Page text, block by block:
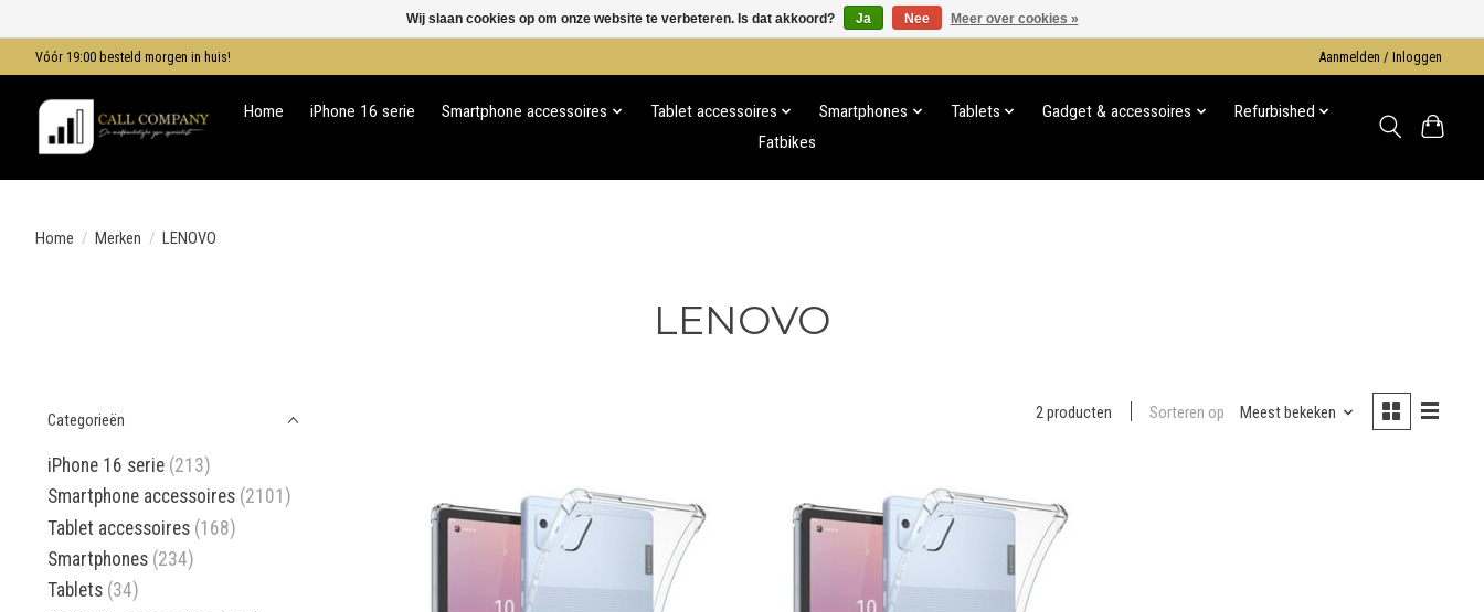
Vóór 19:00 besteld morgen in huis! Aanmelden / Inloggen
Home iPhone 16 serie Smartphone accessoires Tablet accessoires Smartphones Tablets Gadget & accessoires
Refurbished
Fatbikes
Home / Merken / LENOVO
LENOVO
Categorieën
iPhone 16 serie (213)
Smartphone accessoires (2101)
Tablet accessoires (168)
Smartphones (234)
Tablets (34)
2 producten Sorteren op Meest bekeken
Wij slaan cookies op om onze website te verbeteren. Is dat akkoord? Ja Nee Meer over cookies »